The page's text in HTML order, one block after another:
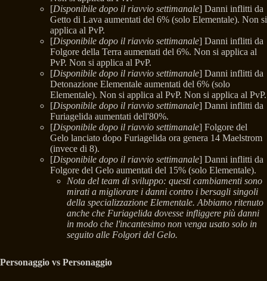
[Disponibile dopo il riavvio settimanale] Danni inflitti da
Getto di Lava aumentati del 6% (solo Elementale). Non si
applica al PvP.
[Disponibile dopo il riavvio settimanale] Danni inflitti da
Folgore della Terra aumentati del 6%. Non si applica al
PvP. Non si applica al PvP.
[Disponibile dopo il riavvio settimanale] Danni inflitti da
Detonazione Elementale aumentati del 6% (solo
Elementale). Non si applica al PvP. Non si applica al PvP.
[Disponibile dopo il riavvio settimanale] Danni inflitti da
Furiagelida aumentati dell'80%.
[Disponibile dopo il riavvio settimanale] Folgore del
Gelo lanciato dopo Furiagelida ora genera 14 Maelstrom
(invece di 8).
[Disponibile dopo il riavvio settimanale] Danni inflitti da
Folgore del Gelo aumentati del 15% (solo Elementale).
Nota del team di sviluppo: questi cambiamenti sono
mirati a migliorare i danni contro i bersagli singoli
della specializzazione Elementale. Abbiamo ritenuto
anche che Furiagelida dovesse infliggere più danni
in modo che l'incantesimo non venga usato solo in
seguito alle Folgori del Gelo.
Personaggio vs Personaggio